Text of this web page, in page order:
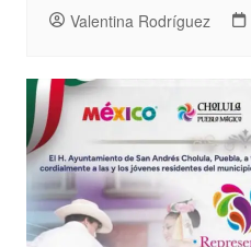
Valentina Rodríguez